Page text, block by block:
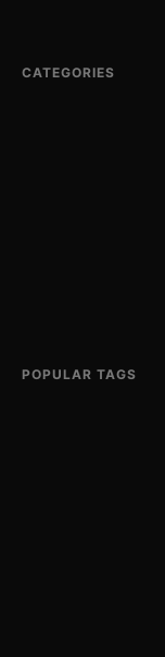
CATEGORIES
POPULAR TAGS